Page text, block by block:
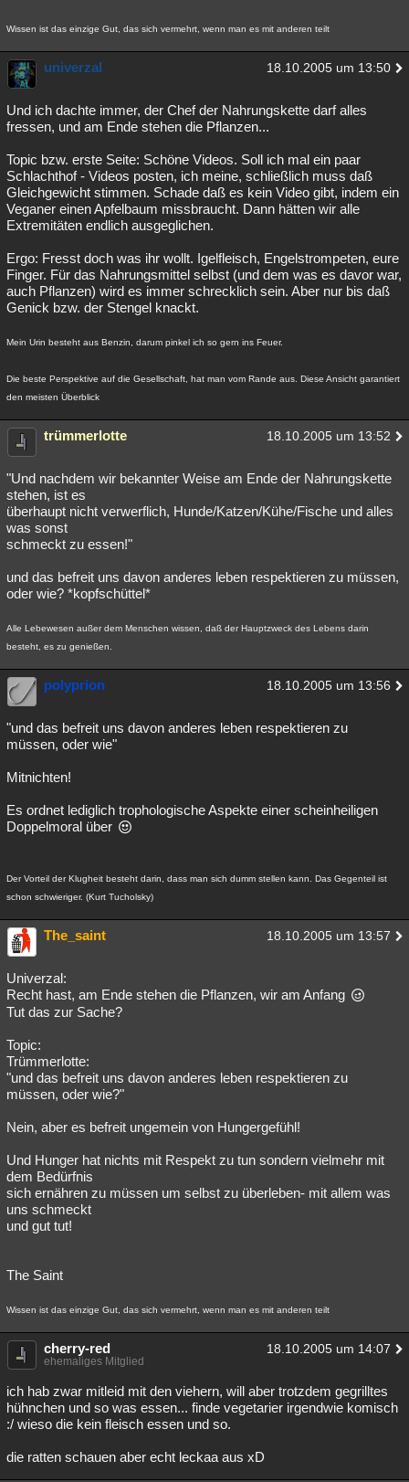
Wissen ist das einzige Gut, das sich vermehrt, wenn man es mit anderen teilt
univerzal 18.10.2005 um 13:50
Und ich dachte immer, der Chef der Nahrungskette darf alles
fressen, und am Ende stehen die Pflanzen...
Topic bzw. erste Seite: Schöne Videos. Soll ich mal ein paar
Schlachthof - Videos posten, ich meine, schließlich muss daß
Gleichgewicht stimmen. Schade daß es kein Video gibt, indem ein
Veganer einen Apfelbaum missbraucht. Dann hätten wir alle
Extremitäten endlich ausgeglichen.
Ergo: Fresst doch was ihr wollt. Igelfleisch, Engelstrompeten, eure
Finger. Für das Nahrungsmittel selbst (und dem was es davor war,
auch Pflanzen) wird es immer schrecklich sein. Aber nur bis daß
Genick bzw. der Stengel knackt.
Mein Urin besteht aus Benzin, darum pinkel ich so gern ins Feuer.
Die beste Perspektive auf die Gesellschaft, hat man vom Rande aus. Diese Ansicht garantiert
den meisten Überblick
trümmerlotte 18.10.2005 um 13:52
"Und nachdem wir bekannter Weise am Ende der Nahrungskette
stehen, ist es
überhaupt nicht verwerflich, Hunde/Katzen/Kühe/Fische und alles
was sonst
schmeckt zu essen!"
und das befreit uns davon anderes leben respektieren zu müssen,
oder wie? *kopfschüttel*
Alle Lebewesen außer dem Menschen wissen, daß der Hauptzweck des Lebens darin
besteht, es zu genießen.
polyprion 18.10.2005 um 13:56
"und das befreit uns davon anderes leben respektieren zu
müssen, oder wie"
Mitnichten!
Es ordnet lediglich trophologische Aspekte einer scheinheiligen
Doppelmoral über
Der Vorteil der Klugheit besteht darin, dass man sich dumm stellen kann. Das Gegenteil ist
schon schwieriger. (Kurt Tucholsky)
The_saint 18.10.2005 um 13:57
Univerzal:
Recht hast, am Ende stehen die Pflanzen, wir am Anfang
Tut das zur Sache?
Topic:
Trümmerlotte:
"und das befreit uns davon anderes leben respektieren zu
müssen, oder wie?"
Nein, aber es befreit ungemein von Hungergefühl!
Und Hunger hat nichts mit Respekt zu tun sondern vielmehr mit
dem Bedürfnis
sich ernähren zu müssen um selbst zu überleben- mit allem was
uns schmeckt
und gut tut!
The Saint
Wissen ist das einzige Gut, das sich vermehrt, wenn man es mit anderen teilt
cherry-red 18.10.2005 um 14:07
ehemaliges Mitglied
ich hab zwar mitleid mit den viehern, will aber trotzdem gegrilltes
hühnchen und so was essen... finde vegetarier irgendwie komisch
:/ wieso die kein fleisch essen und so.
die ratten schauen aber echt leckaa aus xD